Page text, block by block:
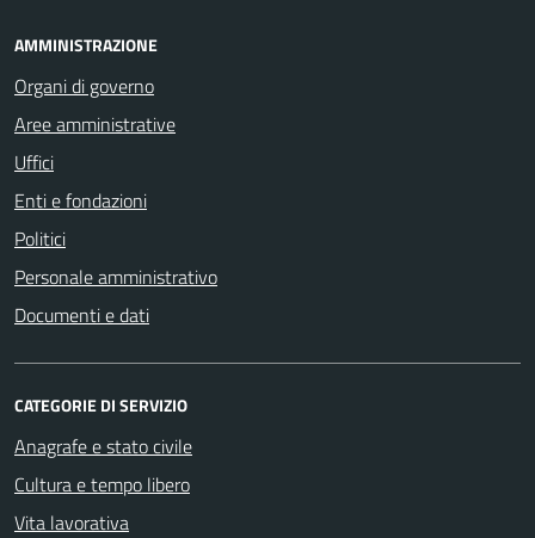
AMMINISTRAZIONE
Organi di governo
Aree amministrative
Uffici
Enti e fondazioni
Politici
Personale amministrativo
Documenti e dati
CATEGORIE DI SERVIZIO
Anagrafe e stato civile
Cultura e tempo libero
Vita lavorativa